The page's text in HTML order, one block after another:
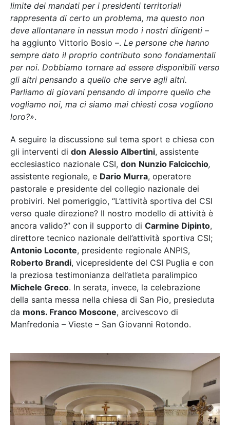
limite dei mandati per i presidenti territoriali
rappresenta di certo un problema, ma questo non
deve allontanare in nessun modo i nostri dirigenti –
ha aggiunto Vittorio Bosio –. Le persone che hanno
sempre dato il proprio contributo sono fondamentali
per noi. Dobbiamo tornare ad essere disponibili verso
gli altri pensando a quello che serve agli altri.
Parliamo di giovani pensando di imporre quello che
vogliamo noi, ma ci siamo mai chiesti cosa vogliono
loro?».
A seguire la discussione sul tema sport e chiesa con
gli interventi di don Alessio Albertini, assistente
ecclesiastico nazionale CSI, don Nunzio Falcicchio,
assistente regionale, e Dario Murra, operatore
pastorale e presidente del collegio nazionale dei
probiviri. Nel pomeriggio, “L’attività sportiva del CSI
verso quale direzione? Il nostro modello di attività è
ancora valido?” con il supporto di Carmine Dipinto,
direttore tecnico nazionale dell’attività sportiva CSI;
Antonio Loconte, presidente regionale ANPIS,
Roberto Brandi, vicepresidente del CSI Puglia e con
la preziosa testimonianza dell’atleta paralimpico
Michele Greco. In serata, invece, la celebrazione
della santa messa nella chiesa di San Pio, presieduta
da mons. Franco Moscone, arcivescovo di
Manfredonia – Vieste – San Giovanni Rotondo.